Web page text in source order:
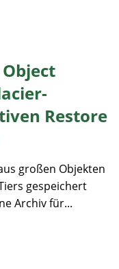
Restore
großen Objekten
gespeichert
Archiv für...